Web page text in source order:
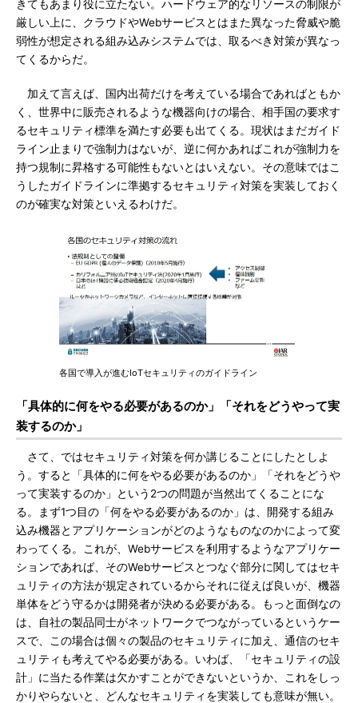
きてもあまり役に立たない。ハードウェア的なリソースの制限が
厳しい上に、クラウドやWebサービスとはまた異なった脅威や脆
弱性が想定される組み込みシステムでは、取るべき対策が異なっ
てくるからだ。
加えて言えば、国内出荷だけを考えている場合であればともか
く、世界中に販売されるような機器向けの場合、相手国の要求す
るセキュリティ標準を満たす必要も出てくる。現状はまだガイド
ライン止まりで強制力はないが、逆に何かあればこれが強制力を
持つ規制に昇格する可能性もないとはいえない。その意味ではこ
うしたガイドラインに準拠するセキュリティ対策を実装しておく
のが確実な対策といえるわけだ。
各国で導入が進むIoTセキュリティのガイドライン
「具体的に何をやる必要があるのか」「それをどうやって実
装するのか」
さて、ではセキュリティ対策を何か講じることにしたとしよ
う。すると「具体的に何をやる必要があるのか」「それをどうや
って実装するのか」という2つの問題が当然出てくることにな
る。まず1つ目の「何をやる必要があるのか」は、開発する組み
込み機器とアプリケーションがどのようなものなのかによって変
わってくる。これが、Webサービスを利用するようなアプリケー
ションであれば、そのWebサービスとつなぐ部分に関してはセキ
ュリティの方法が規定されているからそれに従えば良いが、機器
単体をどう守るかは開発者が決める必要がある。もっと面倒なの
は、自社の製品同士がネットワークでつながっているというケー
スで、この場合は個々の製品のセキュリティに加え、通信のセキ
ュリティも考えてやる必要がある。いわば、「セキュリティの設
計」に当たる作業は欠かすことができないというか、これをしっ
かりやらないと、どんなセキュリティを実装しても意味が無い。